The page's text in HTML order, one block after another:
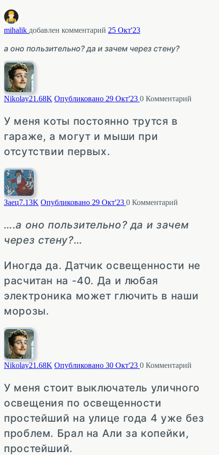
mihalik добавлен комментарий 25 Окт'23
а оно пользительно? да и зачем через стену?
Nikolay21.68K Опубликовано 29 Окт'23 0 Комментарий
У меня коты постоянно трутся в
гараже, а могут и мыши при
отсутствии первых.
Заец7.13K Опубликовано 29 Окт'23 0 Комментарий
….а оно пользительно? да и зачем
через стену?…
Иногда да. Датчик освещенности не
расчитан на -40. Да и любая
электроника может глючить в наши
морозы.
Nikolay21.68K Опубликовано 30 Окт'23 0 Комментарий
У меня стоит выключатель уличного
освещения по освещенности
простейший на улице года 4 уже без
проблем. Брал на Али за копейки,
простейший.